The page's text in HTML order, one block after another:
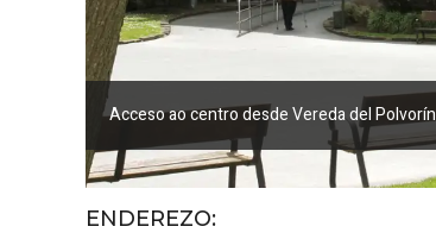
Acceso ao centro desde Vereda del Polvorín
ENDEREZO: